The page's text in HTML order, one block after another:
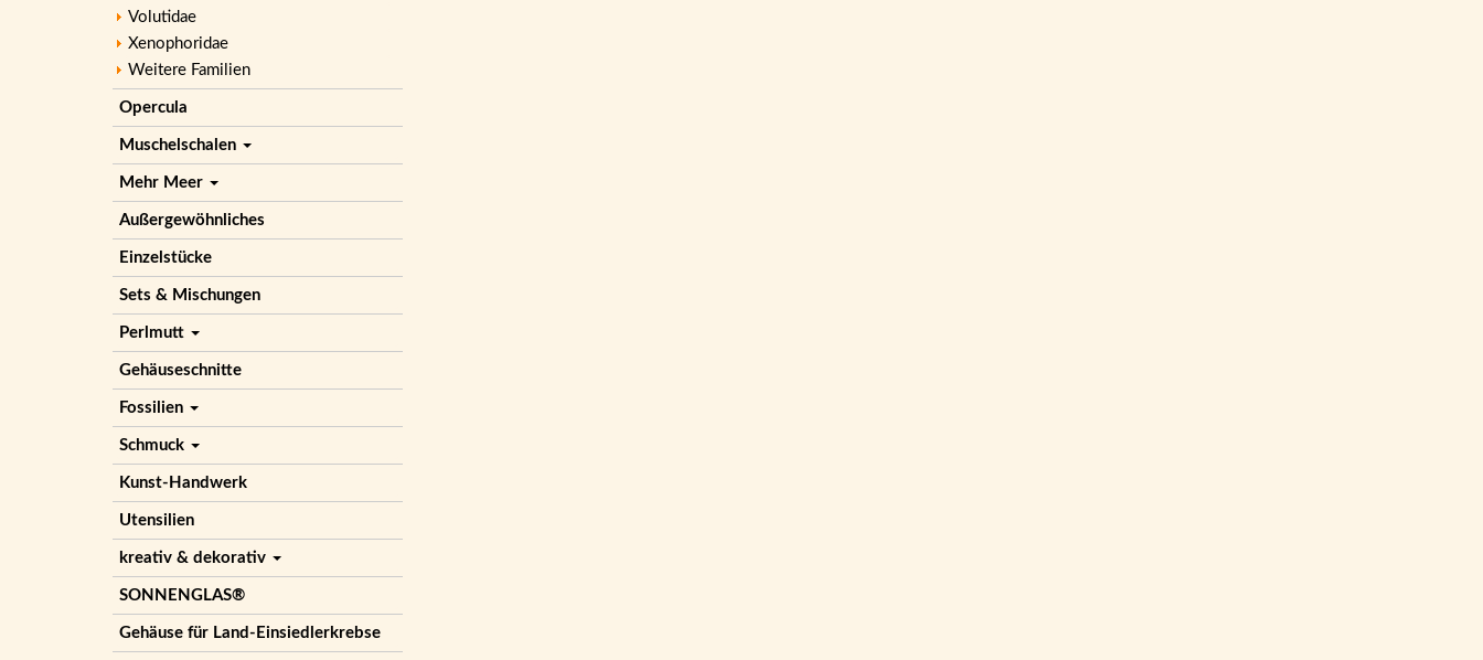
Volutidae
Xenophoridae
Weitere Familien
Opercula
Muschelschalen
Mehr Meer
Außergewöhnliches
Einzelstücke
Sets & Mischungen
Perlmutt
Gehäuseschnitte
Fossilien
Schmuck
Kunst-Handwerk
Utensilien
kreativ & dekorativ
SONNENGLAS®
Gehäuse für Land-Einsiedlerkrebse